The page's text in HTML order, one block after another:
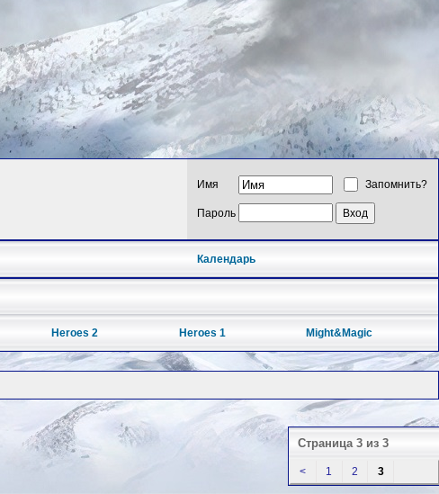
Имя Запомнить?
Пароль
Календарь
Heroes 2 Heroes 1 Might&Magic
Страница 3 из 3
< 1 2 3